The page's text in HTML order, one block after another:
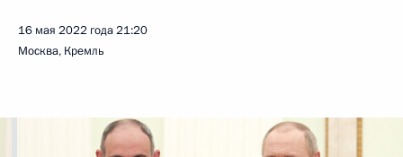
16 мая 2022 года21:20
Москва, Кремль